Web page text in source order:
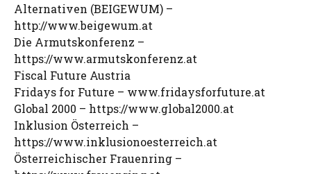
Alternativen (BEIGEWUM) –
http://www.beigewum.at
Die Armutskonferenz –
https://www.armutskonferenz.at
Fiscal Future Austria
Fridays for Future – www.fridaysforfuture.at
Global 2000 – https://www.global2000.at
Inklusion Österreich –
https://www.inklusionoesterreich.at
Österreichischer Frauenring –